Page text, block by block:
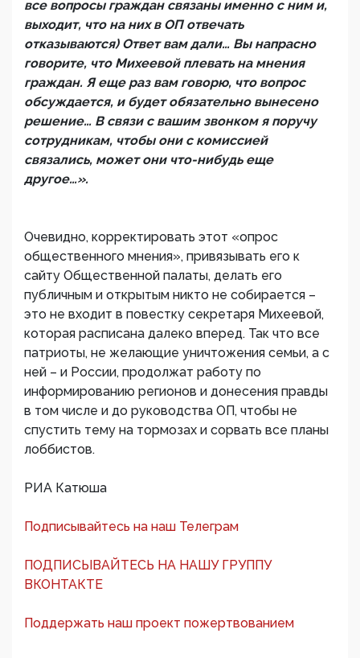
все вопросы граждан связаны именно с ним и,
выходит, что на них в ОП отвечать
отказываются) Ответ вам дали… Вы напрасно
говорите, что Михеевой плевать на мнения
граждан. Я еще раз вам говорю, что вопрос
обсуждается, и будет обязательно вынесено
решение… В связи с вашим звонком я поручу
сотрудникам, чтобы они с комиссией
связались, может они что-нибудь еще
другое…».
Очевидно, корректировать этот «опрос
общественного мнения», привязывать его к
сайту Общественной палаты, делать его
публичным и открытым никто не собирается –
это не входит в повестку секретаря Михеевой,
которая расписана далеко вперед. Так что все
патриоты, не желающие уничтожения семьи, а с
ней – и России, продолжат работу по
информированию регионов и донесения правды
в том числе и до руководства ОП, чтобы не
спустить тему на тормозах и сорвать все планы
лоббистов.
РИА Катюша
Подписывайтесь на наш Телеграм
ПОДПИСЫВАЙТЕСЬ НА НАШУ ГРУППУ
ВКОНТАКТЕ
Поддержать наш проект пожертвованием